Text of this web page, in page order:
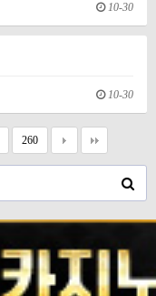
10-30
10-30
260